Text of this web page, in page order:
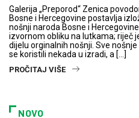
Galerija „Preporod“ Zenica
Bosne i Hercegovine postavlja
nošnji naroda Bosne i
izvornom obliku na lutkama; riječ
dijelu orginalnih nošnji. Sve
se koristili nekada u izradi, a […]
PROČITAJ VIŠE
NOVO